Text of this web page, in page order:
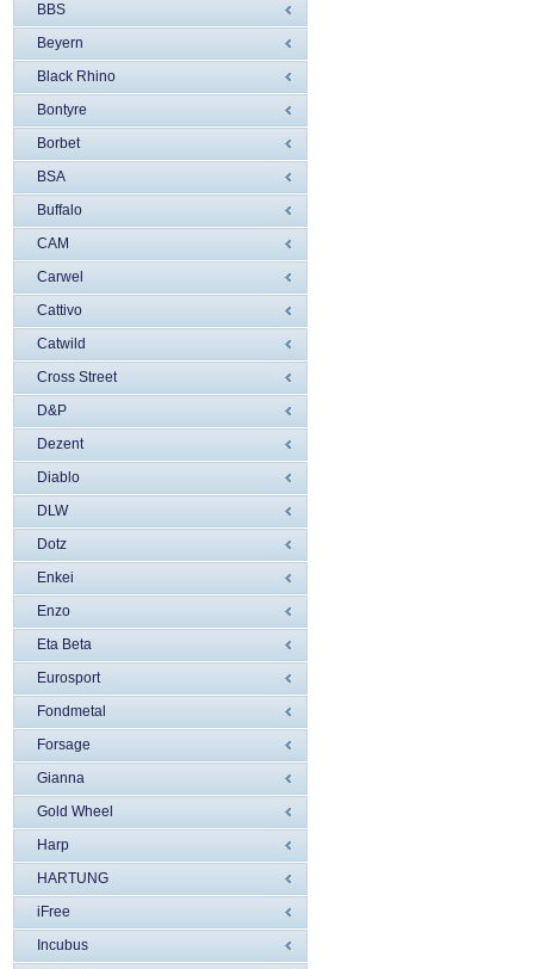
BBS
Beyern
Black Rhino
Bontyre
Borbet
BSA
Buffalo
CAM
Carwel
Cattivo
Catwild
Cross Street
D&P
Dezent
Diablo
DLW
Dotz
Enkei
Enzo
Eta Beta
Eurosport
Fondmetal
Forsage
Gianna
Gold Wheel
Harp
HARTUNG
iFree
Incubus